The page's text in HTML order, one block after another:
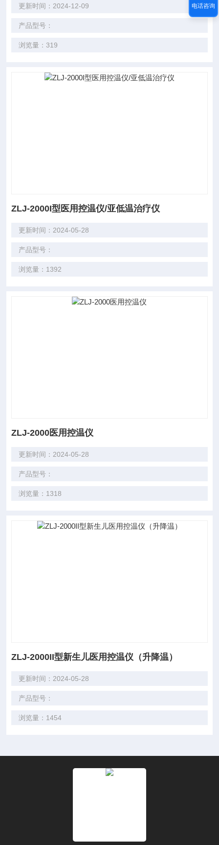
更新时间：2024-12-09
产品型号：
浏览量：319
ZLJ-2000I型医用控温仪/亚低温治疗仪
更新时间：2024-05-28
产品型号：
浏览量：1392
ZLJ-2000医用控温仪
更新时间：2024-05-28
产品型号：
浏览量：1318
ZLJ-2000II型新生儿医用控温仪（升降温）
更新时间：2024-05-28
产品型号：
浏览量：1454
电话咨询